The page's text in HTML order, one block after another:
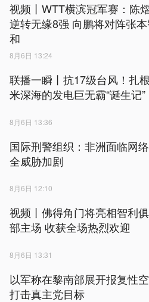
视频丨WTT横滨冠军赛：陈
逆转无缘8强 向鹏将对阵张
和
8月6日 13:24
联播一瞬丨抗17级台风！扎
米深海的发电巨无霸“诞生记”
8月6日 13:36
国际刑警组织：非洲面临网
全威胁加剧
8月6日 12:10
视频丨佛得角门将亮相智利
部主场 收获全场热烈欢迎
8月6日 13:31
以军称在黎南部展开报复性
打击真主党目标